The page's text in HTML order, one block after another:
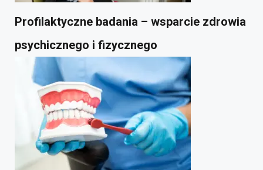
Profilaktyczne badania – wsparcie zdrowia
psychicznego i fizycznego